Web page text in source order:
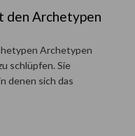
den Archetypen
Archetypen
schlüpfen. Sie
denen sich das